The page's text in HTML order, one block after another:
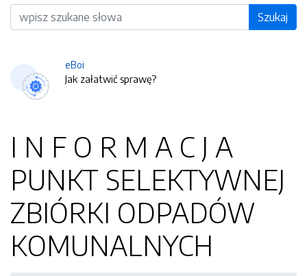
Wyszukiwarka Szukaj
eBoi
Jak załatwić sprawę?
I N F O R M A C J A
PUNKT SELEKTYWNEJ
ZBIÓRKI ODPADÓW
KOMUNALNYCH